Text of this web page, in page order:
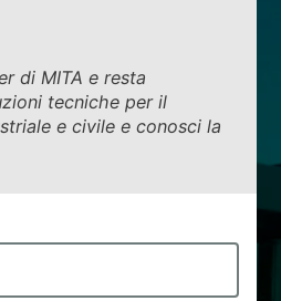
di MITA e resta
tecniche per il
e civile e conosci la